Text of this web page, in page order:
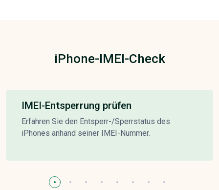
iPhone-IMEI-Check
IMEI-Entsperrung prüfen
Erfahren Sie den Entsperr-/Sperrstatus des
iPhones anhand seiner IMEI-Nummer.